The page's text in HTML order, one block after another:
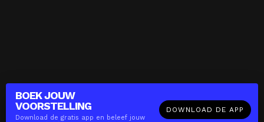
BOEK JOUW
VOORSTELLING
Download de gratis app en beleef jouw
DOWNLOAD DE APP